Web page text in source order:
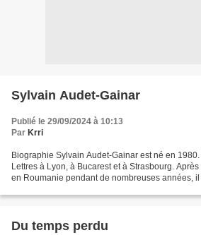
Sylvain Audet-Gainar
Publié le 29/09/2024 à 10:13
Par Krri
Biographie Sylvain Audet-Gainar est né en
Lettres à Lyon, à Bucarest et à Strasbourg.
en Roumanie pendant de nombreuses années,
Du temps perdu